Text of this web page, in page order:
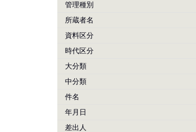
管理種別
所蔵者名
資料区分
時代区分
大分類
中分類
件名
年月日
差出人